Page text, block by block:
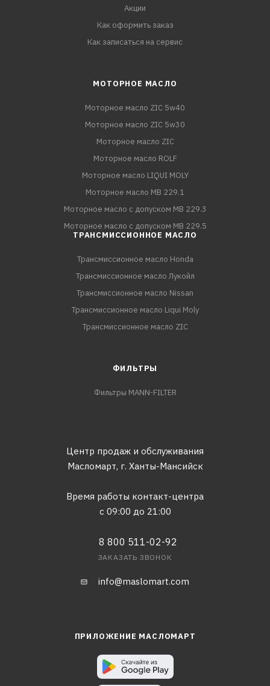
Акции
Как оформить заказ
Как записаться на сервис
МОТОРНОЕ МАСЛО
Моторное масло ZIC 5w40
Моторное масло ZIC 5w30
Моторное масло ZIC
Моторное масло ROLF
Моторное масло LIQUI MOLY
Моторное масло MB 229.1
Моторное масло с допуском MB 229.3
Моторное масло с допуском MB 229.5
ТРАНСМИССИОННОЕ МАСЛО
Трансмиссионное масло Honda
Трансмиссионное масло Лукойл
Трансмиссионное масло Nissan
Трансмиссионное масло Liqui Moly
Трансмиссионное масло ZIC
ФИЛЬТРЫ
Фильтры MANN-FILTER
Центр продаж и обслуживания
Масломарт, г. Ханты-Мансийск
Время работы контакт-центра
с 09:00 до 21:00
8 800 511-02-92
ЗАКАЗАТЬ ЗВОНОК
info@maslomart.com
ПРИЛОЖЕНИЕ МАСЛОМАРТ